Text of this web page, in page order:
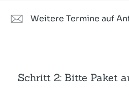
Weitere Termine auf
Schritt 2: Bitte Paket